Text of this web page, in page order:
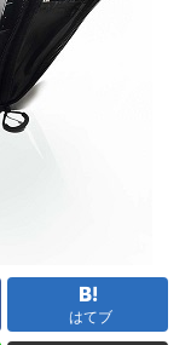
はてブ